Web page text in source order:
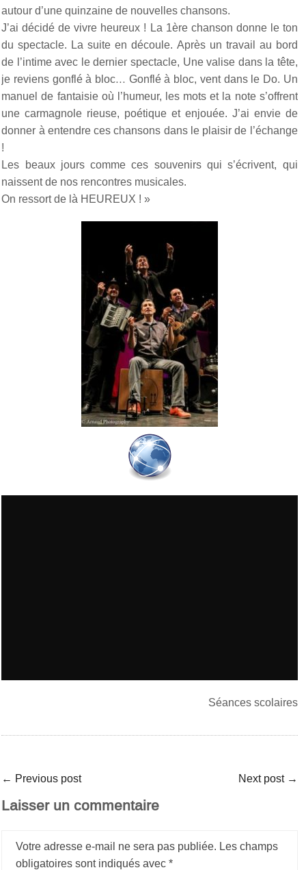
autour d’une quinzaine de nouvelles chansons.
J’ai décidé de vivre heureux ! La 1ère chanson donne le ton
du spectacle. La suite en découle. Après un travail au bord
de l’intime avec le dernier spectacle, Une valise dans la tête,
je reviens gonflé à bloc… Gonflé à bloc, vent dans le Do. Un
manuel de fantaisie où l’humeur, les mots et la note s’offrent
une carmagnole rieuse, poétique et enjouée. J’ai envie de
donner à entendre ces chansons dans le plaisir de l’échange
!
Les beaux jours comme ces souvenirs qui s’écrivent, qui
naissent de nos rencontres musicales.
On ressort de là HEUREUX ! »
Séances scolaires
← Previous post Next post →
Laisser un commentaire
Votre adresse e-mail ne sera pas publiée. Les champs
obligatoires sont indiqués avec*